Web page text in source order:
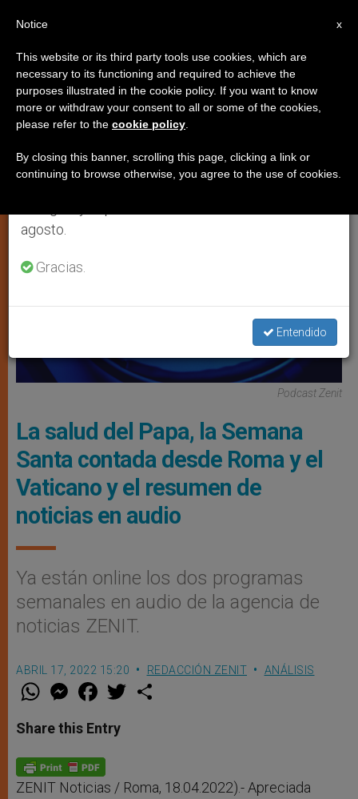
ANÁLISIS
Podcast Zenit
La salud del Papa, la Semana
Santa contada desde Roma y el
Vaticano y el resumen de
noticias en audio
Ya están online los dos programas
semanales en audio de la agencia de
noticias ZENIT.
ABRIL 17, 2022 15:20 REDACCIÓN ZENIT ANÁLISIS
W
t
s
p
p
M
e
s
e
g
e
r
F
a
e
b
o
k
w
Share this Entry
ZENIT Noticias / Roma, 18.04.2022).- Apreciada
×
Aviso importante
Del 27 de julio al 7 de agosto haremos la pausa
anual, aprovechando que en el periodo de verano
se generan menos informaciones y también el
agosto.
Gracias.
Entendido
x
Notice
This website or its third party tools use cookies, which are
necessary to its functioning and required to achieve the
purposes illustrated in the cookie policy. If you want to know
more or withdraw your consent to all or some of the cookies,
please refer to the cookie policy
By closing this banner, scrolling this page, clicking a link or
continuing to browse otherwise, you agree to the use of cookies.